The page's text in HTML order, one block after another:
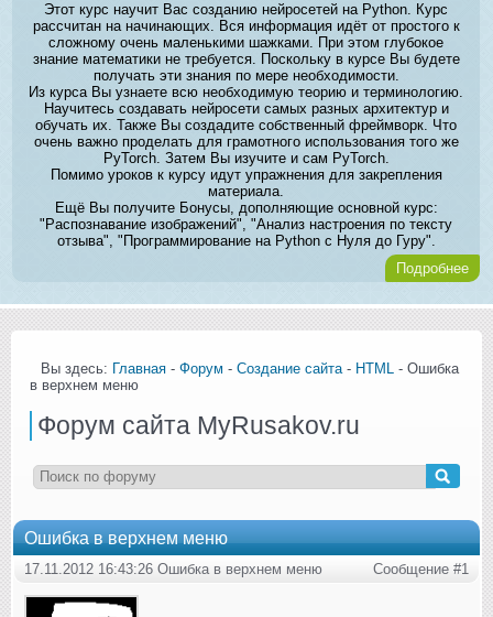
Этот курс научит Вас созданию нейросетей на Python. Курс
рассчитан на начинающих. Вся информация идёт от простого к
сложному очень маленькими шажками. При этом глубокое
знание математики не требуется. Поскольку в курсе Вы будете
получать эти знания по мере необходимости.
Из курса Вы узнаете всю необходимую теорию и терминологию.
Научитесь создавать нейросети самых разных архитектур и
обучать их. Также Вы создадите собственный фреймворк. Что
очень важно проделать для грамотного использования того же
PyTorch. Затем Вы изучите и сам PyTorch.
Помимо уроков к курсу идут упражнения для закрепления
материала.
Ещё Вы получите Бонусы, дополняющие основной курс:
"Распознавание изображений", "Анализ настроения по тексту
отзыва", "Программирование на Python с Нуля до Гуру".
Подробнее
Вы здесь: Главная - Форум - Создание сайта- HTML - Ошибка
в верхнем меню
Форум сайта MyRusakov.ru
Ошибка в верхнем меню
17.11.2012 16:43:26 Ошибка в верхнем меню Сообщение #1